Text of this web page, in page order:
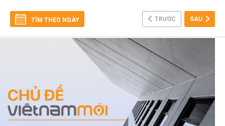
TÌM THEO NGÀY TRƯỚC SAU